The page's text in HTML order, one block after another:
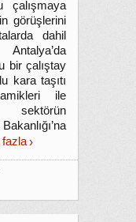
çalışmaya
görüşlerini
dahil
bir çalıştay
kara taşıtı
ile
sektörün
fazla